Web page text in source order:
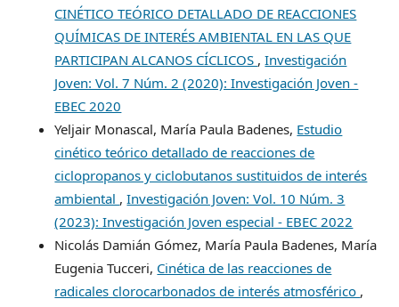
CINÉTICO TEÓRICO DETALLADO DE REACCIONES
QUÍMICAS DE INTERÉS AMBIENTAL EN LAS QUE
PARTICIPAN ALCANOS CÍCLICOS ,Investigación
Joven: Vol. 7 Núm. 2 (2020): Investigación Joven -
EBEC 2020
Yeljair Monascal, María Paula Badenes, Estudio
cinético teórico detallado de reacciones de
ciclopropanos y ciclobutanos sustituidos de interés
ambiental ,Investigación Joven: Vol. 10 Núm. 3
(2023): Investigación Joven especial - EBEC 2022
Nicolás Damián Gómez, María Paula Badenes, María
Eugenia Tucceri, Cinética de las reacciones de
radicales clorocarbonados de interés atmosférico ,